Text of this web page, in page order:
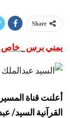
Share
يمني برس _ خاص
أعلنت قناة
القرآنية السيد/